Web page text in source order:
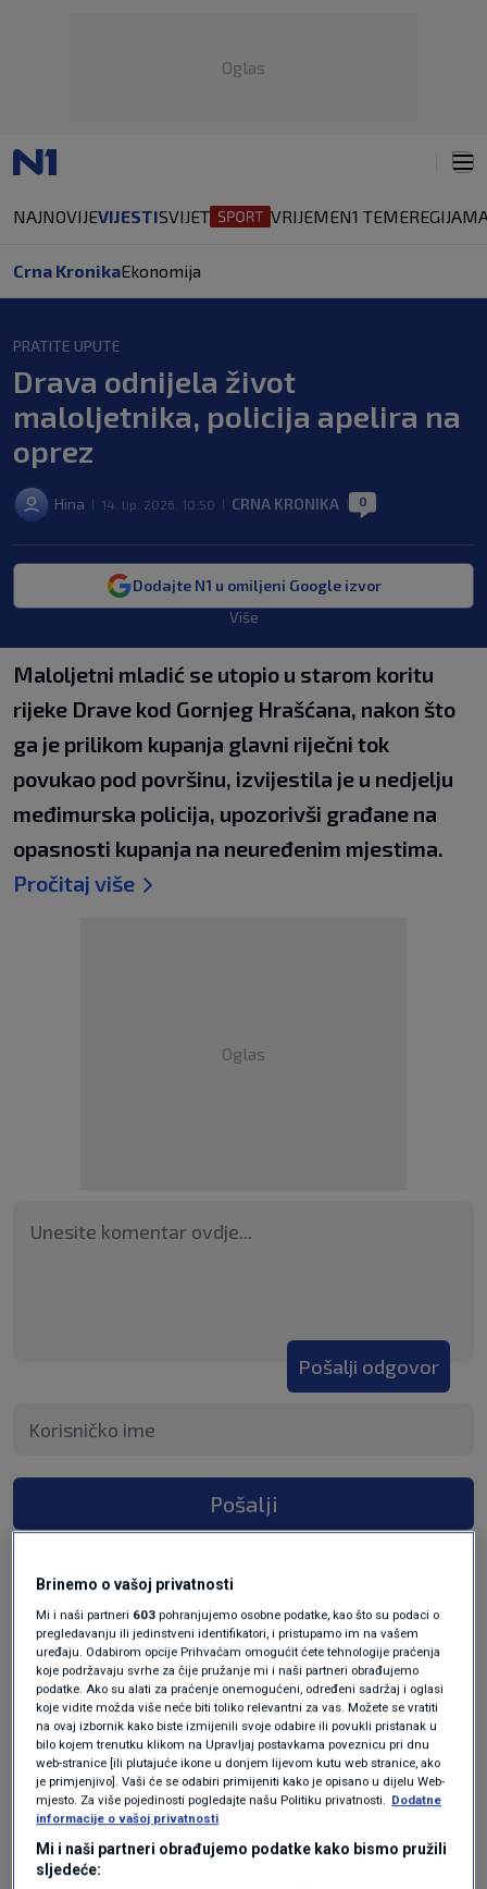
Oglas
NAJNOVIJEVIJESTISVIJET VRIJEMEN1 TEMEREGIJA
Crna KronikaEkonomija
PRATITE UPUTE
Drava odnijela život
maloljetnika, policija apelira na
oprez
Hina 14. lip. 2026. 10:50 CRNA KRONIKA 0
Dodajte N1 u omiljeni Google izvor
Više
Maloljetni mladić se utopio u starom koritu
rijeke Drave kod Gornjeg Hrašćana, nakon što
ga je prilikom kupanja glavni riječni tok
povukao pod površinu, izvijestila je u nedjelju
međimurska policija, upozorivši građane na
opasnosti kupanja na neuređenim mjestima.
Pročitaj više
Oglas
Pošalji odgovor
Pošalji
Oglas
Brinemo o vašoj privatnosti
Mi i naši partneri 603 pohranjujemo osobne podatke, kao što su podaci o
pregledavanju ili jedinstveni identifikatori, i pristupamo im na vašem
uređaju. Odabirom opcije Prihvaćam omogućit ćete tehnologije praćenja
koje podržavaju svrhe za čije pružanje mi i naši partneri obrađujemo
podatke. Ako su alati za praćenje onemogućeni, određeni sadržaj i oglasi
koje vidite možda više neće biti toliko relevantni za vas. Možete se vratiti
na ovaj izbornik kako biste izmijenili svoje odabire ili povukli pristanak u
bilo kojem trenutku klikom na Upravljaj postavkama poveznicu pri dnu
web-stranice [ili plutajuće ikone u donjem lijevom kutu web stranice, ako
je primjenjivo]. Vaši će se odabiri primijeniti kako je opisano u dijelu Web-
mjesto. Za više pojedinosti pogledajte našu Politiku privatnosti. Dodatne
informacije o vašoj privatnosti
Mi i naši partneri obrađujemo podatke kako bismo pružili
sljedeće: